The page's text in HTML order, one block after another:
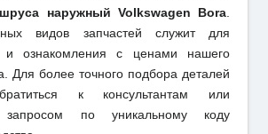
наружный Volkswagen Bora
видов запчастей служит для
и ознакомления с ценами нашего
Для более точного подбора деталей
к консультантам или
запросом по уникальному коду